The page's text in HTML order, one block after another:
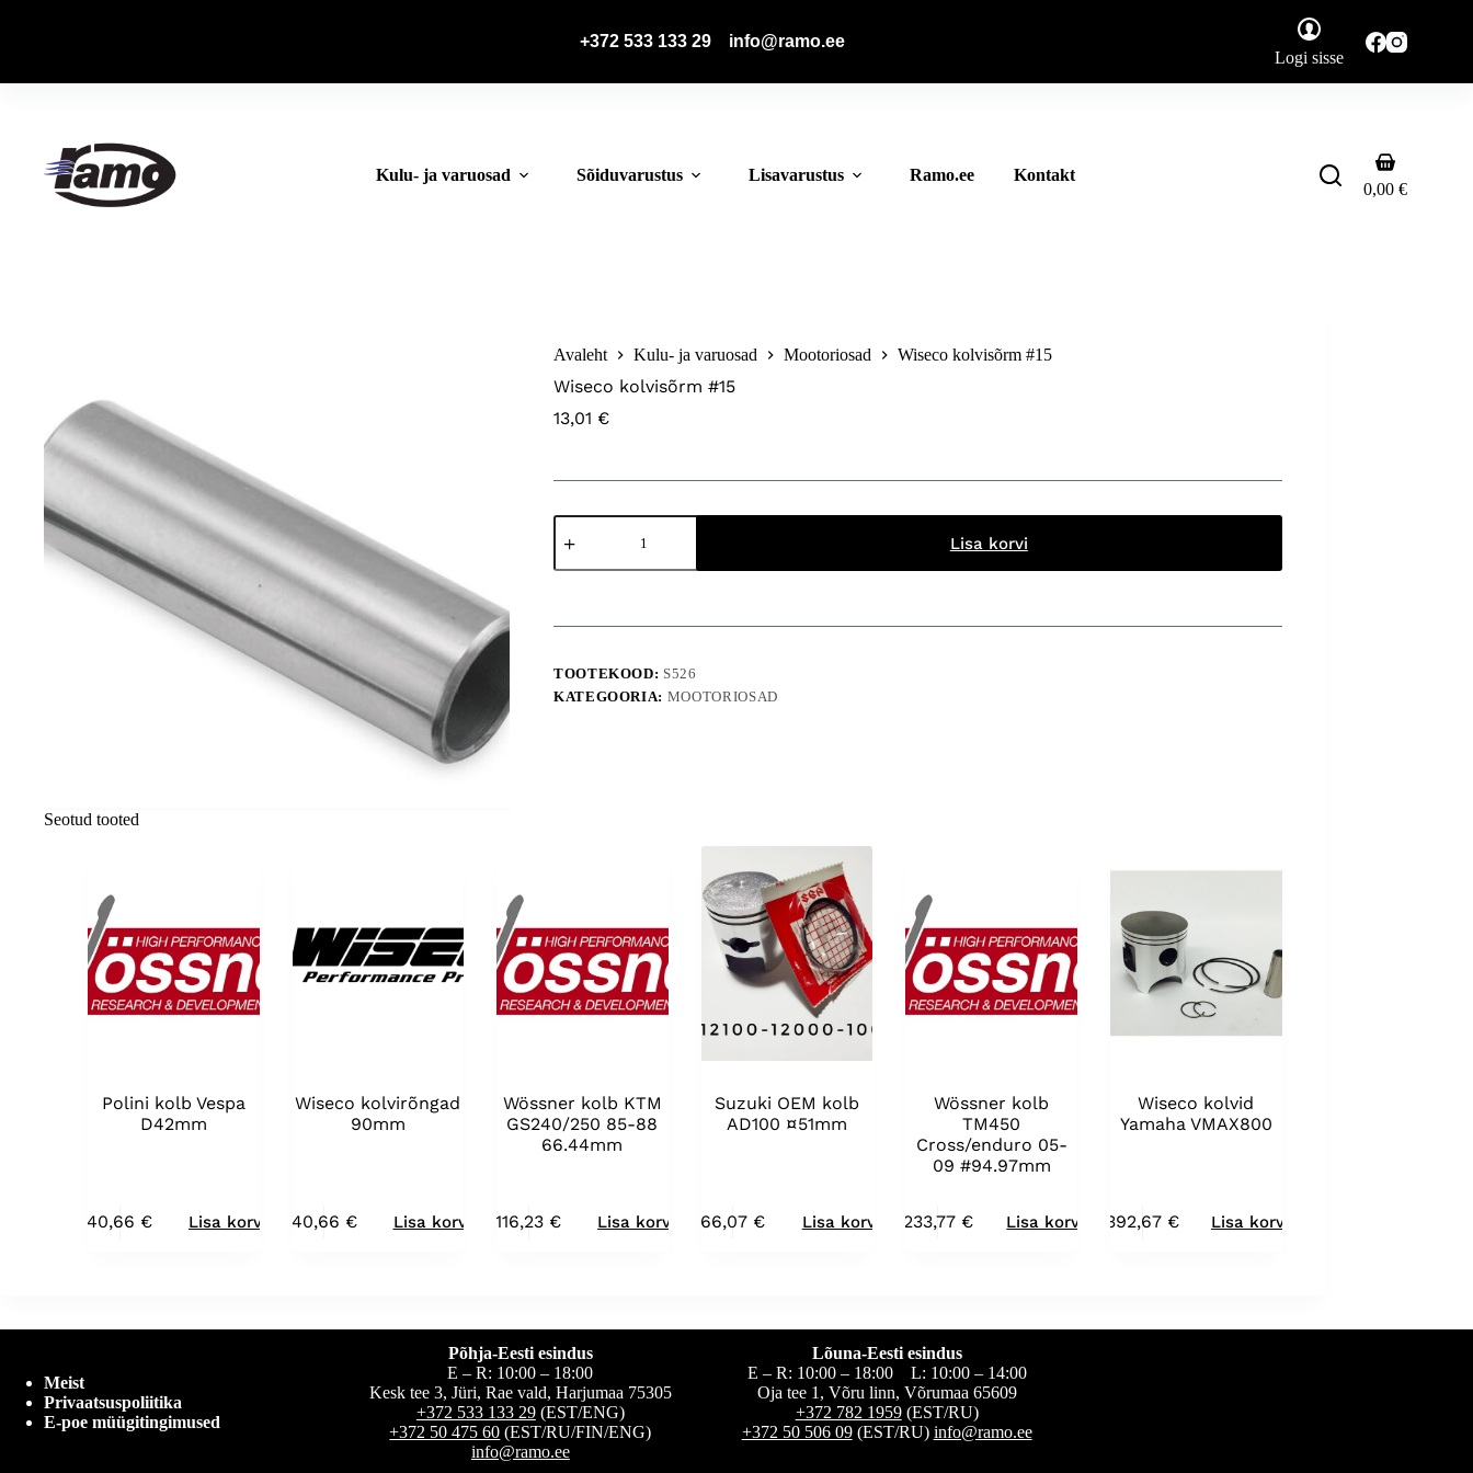
+372 533 133 29
info@ramo.ee
Logi sisse
Kulu- ja varuosad Sõiduvarustus Lisavarustus Ramo.ee Kontakt
Shopping
cart
0,00 €
Avaleht Kulu- ja varuosad Mootoriosad Wiseco kolvisõrm #15
Wiseco kolvisõrm #15
13,01 €
Wiseco
kolvisõrm
Lisa korvi
TOOTEKOOD: S526
KATEGOORIA: MOOTORIOSAD
Seotud tooted
Polini kolb Vespa
D42mm
40,66 € Lisa korvi
Wiseco kolvirõngad
90mm
40,66 € Lisa korvi
Wössner kolb KTM
GS240/250 85-88
66.44mm
116,23 € Lisa korvi
Suzuki OEM kolb
AD100 ¤51mm
66,07 € Lisa korvi
Wössner kolb
TM450
Cross/enduro 05-
09 #94.97mm
233,77 € Lisa korvi
Wiseco kolvid
Yamaha VMAX800
392,67 € Lisa korvi
Meist
Privaatsuspoliitika
E-poe müügitingimused
Põhja-Eesti esindus
E – R: 10:00 – 18:00
Kesk tee 3, Jüri, Rae vald, Harjumaa 75305
+372 533 133 29(EST/ENG)
+372 50 475 60 (EST/RU/FIN/ENG)
info@ramo.ee
Lõuna-Eesti esindus
E – R: 10:00 – 18:00 L: 10:00 – 14:00
Oja tee 1, Võru linn, Võrumaa 65609
+372 782 1959(EST/RU)
+372 50 506 09(EST/RU) info@ramo.ee